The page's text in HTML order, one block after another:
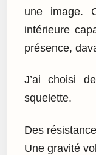
une image.
intérieure
présence,
J’ai choisi
squelette.
Des
Une gravité